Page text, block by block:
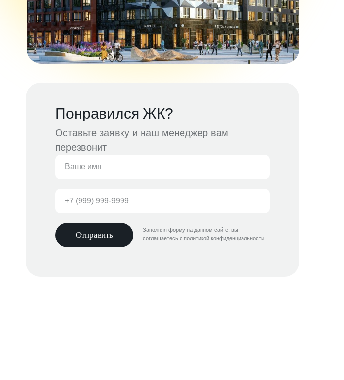
Оставьте заявку и наш менеджер вам
перезвонит
Понравился ЖК?
Заполняя форму на данном сайте, вы
соглашаетесь с политикой конфиденциальности
Отправить